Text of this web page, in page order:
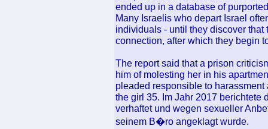
ended up in a database of
Many Israelis who depart Israel
individuals - until they discover
connection, after which they begin
The report said that a prison
him of molesting her in his
pleaded responsible to
the girl 35. Im Jahr 2017 berichtete
verhaftet und wegen sexueller
seinem B�ro angeklagt wurde.